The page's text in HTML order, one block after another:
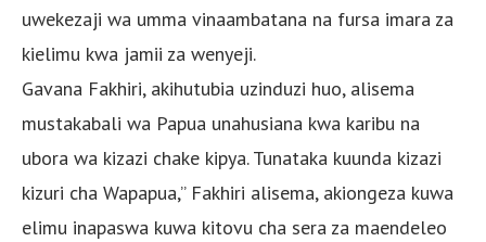
uwekezaji wa umma vinaambatana na fursa imara za
kielimu kwa jamii za wenyeji.
Gavana Fakhiri, akihutubia uzinduzi huo, alisema
mustakabali wa Papua unahusiana kwa karibu na
ubora wa kizazi chake kipya. Tunataka kuunda kizazi
kizuri cha Wapapua,” Fakhiri alisema, akiongeza kuwa
elimu inapaswa kuwa kitovu cha sera za maendeleo